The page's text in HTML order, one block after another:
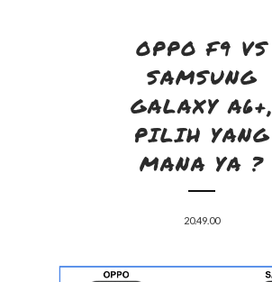
OPPO F9 VS
SAMSUNG
GALAXY A6+,
PILIH YANG
MANA YA ?
20.49.00